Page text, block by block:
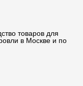
товаров для
в Москве и по